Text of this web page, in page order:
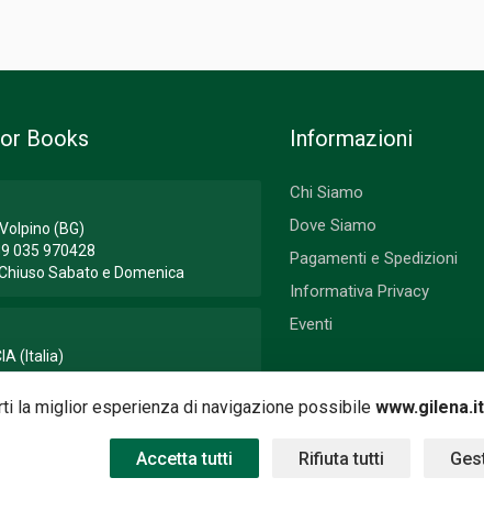
la miglior esperienza di navigazione possibile www.gilena.it
Accetta tutti Rifiuta tutti
Books
(BG)
035 970428
Sabato e Domenica
(Italia)
+39 030 3776786
Domenica e Lunedì
Informazioni
Chi Siamo
Dove Siamo
Pagamenti e Spedizioni
Informativa Privacy
Eventi